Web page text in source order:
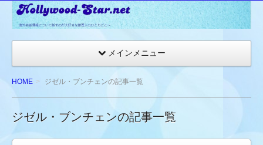
☆
ウ
ッ
タ
ー
メインメニュー
HOME ジゼル・ブンチェンの記事一覧
ジゼル・ブンチェンの記事一覧